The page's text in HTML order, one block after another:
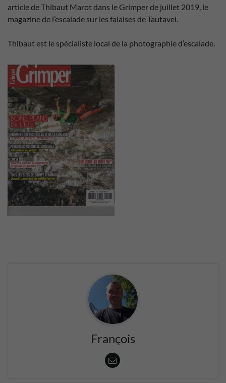
article de Thibaut Marot dans le Grimper de juillet 2019, le
magazine de l’escalade sur les falaises de Tautavel.
Thibaut est le spécialiste local de la photographie d’escalade.
François